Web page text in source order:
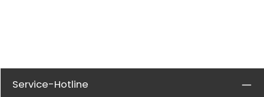
Service-Hotline